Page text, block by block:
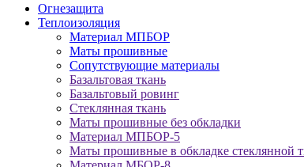
Огнезащита
Теплоизоляция
Материал МПБОР
Маты прошивные
Сопутствующие материалы
Базальтовая ткань
Базальтовый ровинг
Стеклянная ткань
Маты прошивные без обкладки
Материал МПБОР-5
Маты прошивные в обкладке стеклянной